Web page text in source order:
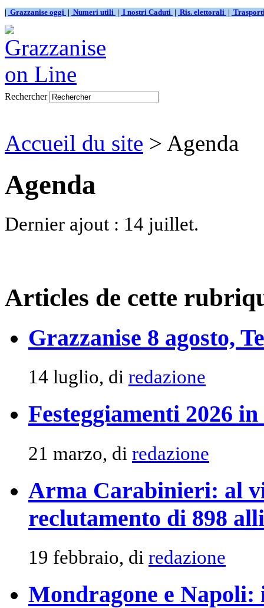
| Grazzanise oggi | Numeri utili | I nostri Caduti | Ris. elettorali |
Rechercher
Accueil du site > Agenda
Agenda
Dernier ajout : 14 juillet.
Articles de cette
Grazzanise 8 agosto,
14 luglio, di redazione
Festeggiamenti 2026
21 marzo, di redazione
Arma Carabinieri: al
reclutamento di 898
19 febbraio, di redazione
Mondragone e